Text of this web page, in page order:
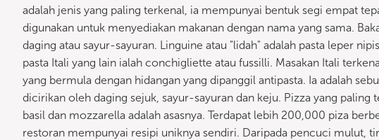
adalah jenis yang paling terkenal, ia mempunyai bentuk segi empat
digunakan untuk menyediakan makanan dengan nama yang sama.
daging atau sayur-sayuran. Linguine atau "lidah" adalah pasta leper
pasta Itali yang lain ialah conchigliette atau fussilli. Masakan Itali
yang bermula dengan hidangan yang dipanggil antipasta. Ia adalah
dicirikan oleh daging sejuk, sayur-sayuran dan keju. Pizza yang paling
basil dan mozzarella adalah asasnya. Terdapat lebih 200,000 piza
restoran mempunyai resipi uniknya sendiri. Daripada pencuci mulut,